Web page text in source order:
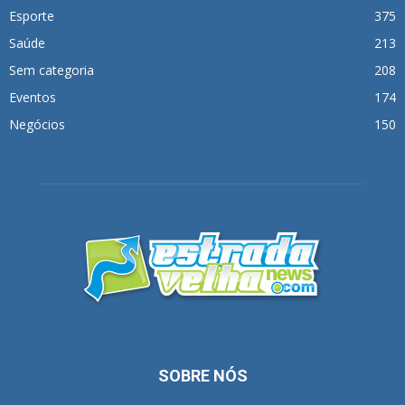
Esporte
375
Saúde
213
Sem categoria
208
Eventos
174
Negócios
150
SOBRE NÓS